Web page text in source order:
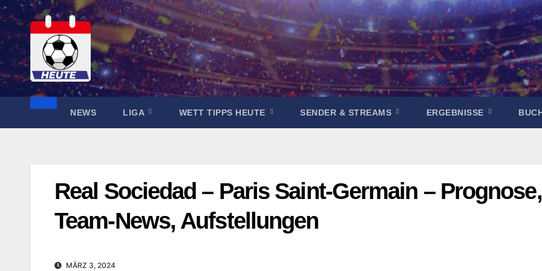
Zum
Inhalt
springen
NEWS LIGA WETT TIPPS HEUTE SENDER & STREAMS ERGEBNISSE
Real Sociedad – Paris Saint-Germain – Prognose,
Team-News, Aufstellungen
MÄRZ 3, 2024